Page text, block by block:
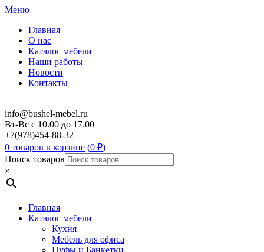
Меню
Главная
О нас
Каталог мебели
Наши работы
Новости
Контакты
info@bushel-mebel.ru
Вт-Вс c 10.00 до 17.00
+7(978)454-88-32
0 товаров в корзине (0 ₽)
Поиск товаров
×
Главная
Каталог мебели
Кухня
Мебель для офиса
Пуфы и Банкетки